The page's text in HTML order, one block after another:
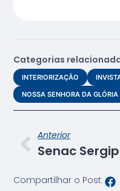
Categorias
INTERIORIZAÇÃO
NOSSA SENHORA DA GLÓRIA
Anterior
Compartilhar o Post: